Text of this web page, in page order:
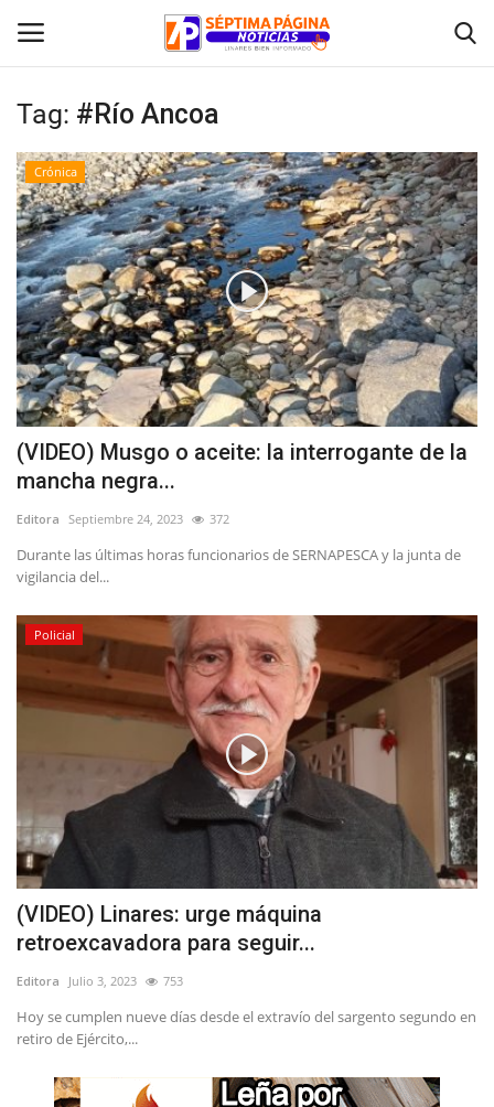
Inicio
Crónica
Policial
Tribunales
Deporte
Política
Espectáculos
Tag: #Río Ancoa
Crónica
(VIDEO) Musgo o aceite: la interrogante de la
mancha negra...
Editora Septiembre 24, 2023 372
Durante las últimas horas funcionarios de SERNAPESCA y la junta de
vigilancia del...
Policial
(VIDEO) Linares: urge máquina
retroexcavadora para seguir...
Editora Julio 3, 2023 753
Hoy se cumplen nueve días desde el extravío del sargento segundo en
retiro de Ejército,...